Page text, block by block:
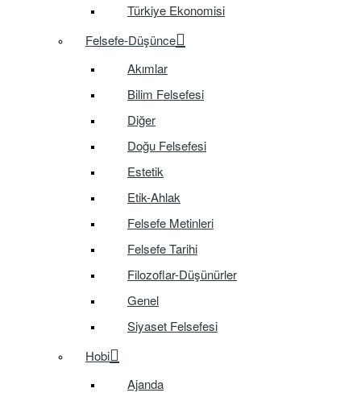
Türkiye Ekonomisi
Felsefe-Düşünce
Akımlar
Bilim Felsefesi
Diğer
Doğu Felsefesi
Estetik
Etik-Ahlak
Felsefe Metinleri
Felsefe Tarihi
Filozoflar-Düşünürler
Genel
Siyaset Felsefesi
Hobi
Ajanda